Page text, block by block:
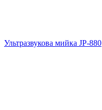
Ультразвукова мийка JP-880